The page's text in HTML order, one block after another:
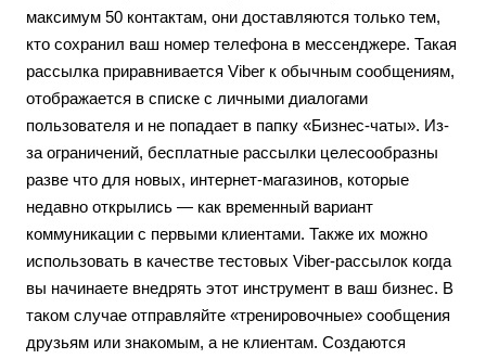
максимум 50 контактам, они доставляются только тем,
кто сохранил ваш номер телефона в мессенджере. Такая
рассылка приравнивается Viber к обычным сообщениям,
отображается в списке с личными диалогами
пользователя и не попадает в папку «Бизнес-чаты». Из-
за ограничений, бесплатные рассылки целесообразны
разве что для новых, интернет-магазинов, которые
недавно открылись — как временный вариант
коммуникации с первыми клиентами. Также их можно
использовать в качестве тестовых Viber-рассылок когда
вы начинаете внедрять этот инструмент в ваш бизнес. В
таком случае отправляйте «тренировочные» сообщения
друзьям или знакомым, а не клиентам. Создаются